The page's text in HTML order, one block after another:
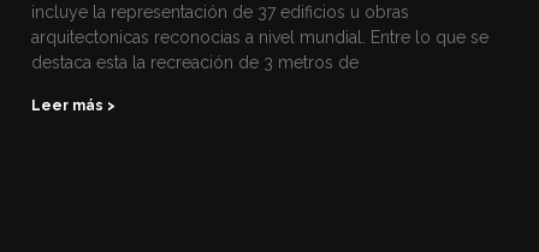
incluye la representación de 37 edificios u obras
arquitectonicas reconocias a nivel mundial. Entre lo que se
destaca esta la recreación de 3 metros de
Leer más >